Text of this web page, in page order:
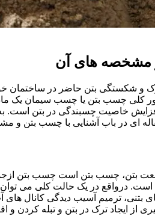
مشخصه های آن
ترک و شکستگی بتن حاضر در ساختمان
کلی چسب بتن یا چسب سیمان یک
خاصیت چسبندگی در بتن است.
ای در باب آشنایی با چسب بتن
بتن، چسب بتن است چسب بتن
درواقع در یک حالت کلی می توان
بتنی، ترمیم آسیب دیدگی کانال
از ایجاد ترک در بتن و تبله کردن و